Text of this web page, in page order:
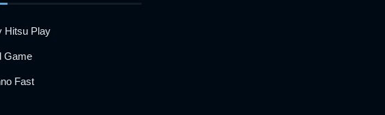
Hitsu Play
Game
Fast